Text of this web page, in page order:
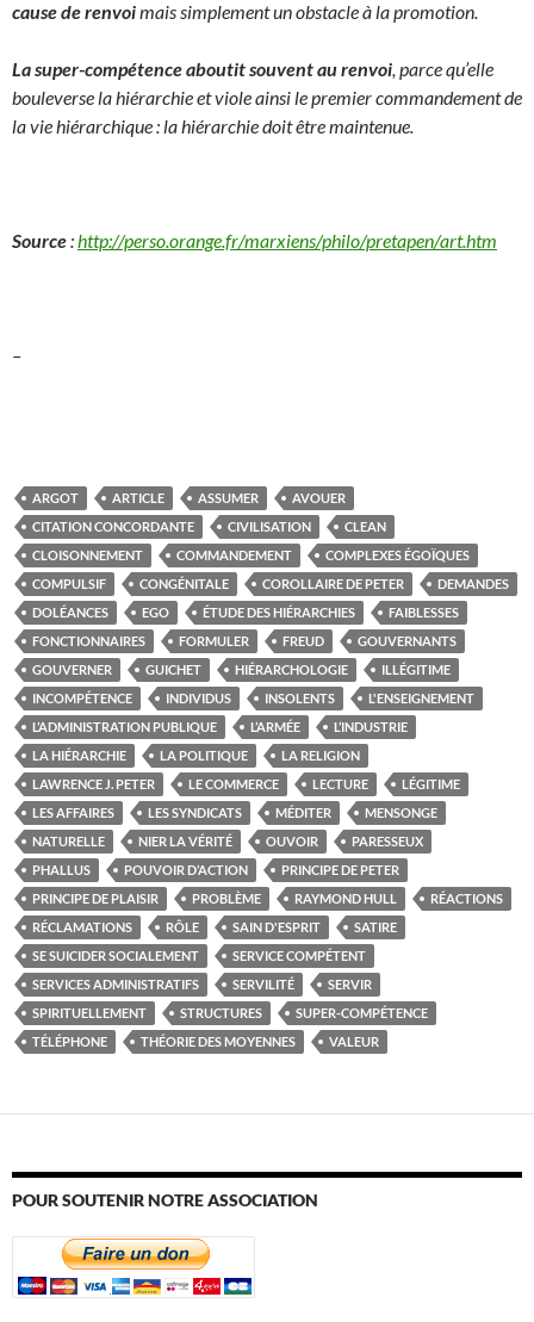
cause de renvoimais simplement un obstacle à la promotion.
La super-compétence aboutit souvent au renvoi , parce qu’elle
bouleverse la hiérarchie et viole ainsi le premier commandement de
la vie hiérarchique : la hiérarchie doit être maintenue.
Source : http://perso.orange.fr/marxiens/philo/pretapen/art.htm
–
ARGOT ARTICLE ASSUMER
AVOUER
CITATION CONCORDANTE
CIVILISATION
CLEAN
CLOISONNEMENT
COMMANDEMENT
COMPLEXES ÉGOÏQUES
COMPULSIF
CONGÉNITALE COROLLAIRE DE PETER
DEMANDES
DOLÉANCES
EGO ÉTUDE DES HIÉRARCHIES
FAIBLESSES
FONCTIONNAIRES
FORMULER FREUD
GOUVERNANTS
GOUVERNER
GUICHET HIÉRARCHOLOGIE
ILLÉGITIME
INCOMPÉTENCE
INDIVIDUS INSOLENTS
L'ENSEIGNEMENT
L’ADMINISTRATION PUBLIQUE
L’ARMÉE
L’INDUSTRIE
LA HIÉRARCHIE
LA POLITIQUE
LA RELIGION
LAWRENCE J. PETER
LE COMMERCE LECTURE
LÉGITIME
LES AFFAIRES
LES SYNDICATS MÉDITER
MENSONGE
NATURELLE
NIER LA VÉRITÉ OUVOIR
PARESSEUX
PHALLUS
POUVOIR D’ACTION
PRINCIPE DE PETER
PRINCIPE DE PLAISIR
PROBLÈME RAYMOND HULL
RÉACTIONS
RÉCLAMATIONS
RÔLE SAIN D'ESPRIT
SATIRE
SE SUICIDER SOCIALEMENT
SERVICE COMPÉTENT
SERVICES ADMINISTRATIFS
SERVILITÉ
SERVIR
SPIRITUELLEMENT
STRUCTURES
SUPER-COMPÉTENCE
TÉLÉPHONE
THÉORIE DES MOYENNES VALEUR
POUR SOUTENIR NOTRE ASSOCIATION